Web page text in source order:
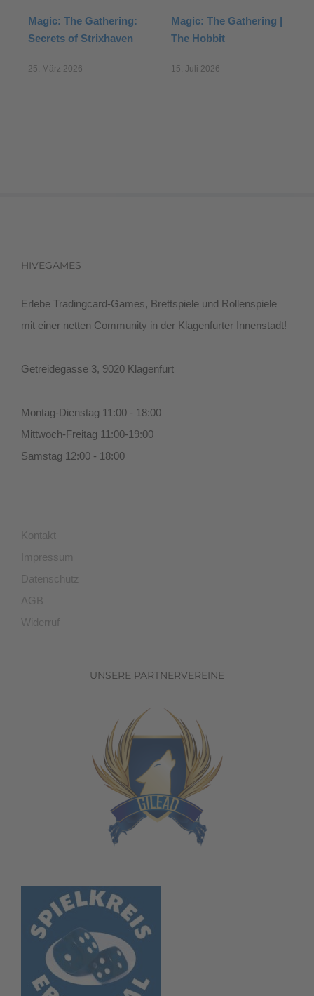
Magic: The Gathering:
Secrets of Strixhaven
25. März 2026
Magic: The Gathering |
The Hobbit
15. Juli 2026
HIVEGAMES
Erlebe Tradingcard-Games, Brettspiele und Rollenspiele
mit einer netten Community in der Klagenfurter Innenstadt!
Getreidegasse 3, 9020 Klagenfurt
Montag-Dienstag 11:00 - 18:00
Mittwoch-Freitag 11:00-19:00
Samstag 12:00 - 18:00
Kontakt
Impressum
Datenschutz
AGB
Widerruf
UNSERE PARTNERVEREINE